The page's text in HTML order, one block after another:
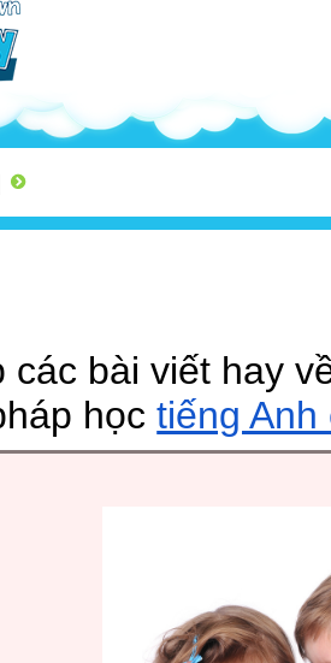
các bài viết hay
họctiếng